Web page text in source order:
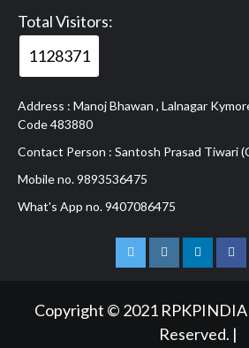
Total Visitors:
1128371
Address : Manoj Bhawan , Lalnagar
Code 483880
Contact Person : Santosh Prasad Tiwari
Mobile no. 9893536475
What's App no. 9407086475
TwitterInstagramLinkedln
Copyright © 2021
Reserved. |